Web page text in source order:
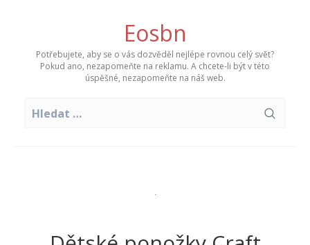
Eosbn
Potřebujete, aby se o vás dozvěděl nejlépe rovnou celý svět?
Pokud ano, nezapomeňte na reklamu. A chcete-li být v této
úspěšné, nezapomeňte na náš web.